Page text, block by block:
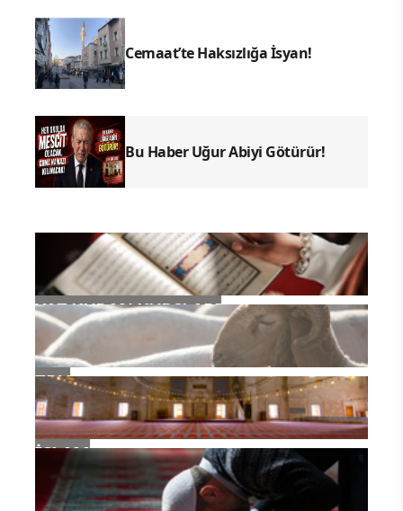
Cemaat’te Haksızlığa İsyan!
Bu Haber Uğur Abiyi Götürür!
YAZ KURAN KURSLARI
TDV
İSLAM